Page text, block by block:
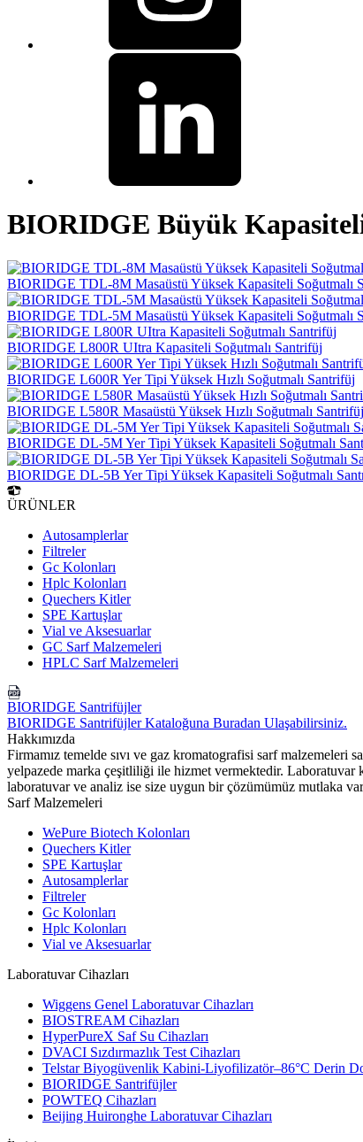
BIORIDGE Büyük
BIORIDGE TDL-8M Masaüstü Yüksek Kapasiteli Soğutmalı
BIORIDGE TDL-5M Masaüstü Yüksek Kapasiteli Soğutmalı
BIORIDGE L800R UItra Kapasiteli Soğutmalı Santrifüj
BIORIDGE L600R Yer Tipi Yüksek Hızlı Soğutmalı Santrifüj
BIORIDGE L580R Masaüstü Yüksek Hızlı Soğutmalı Santrifüj
BIORIDGE DL-5M Yer Tipi Yüksek Kapasiteli Soğutmalı
BIORIDGE DL-5B Yer Tipi Yüksek Kapasiteli Soğutmalı
ÜRÜNLER
Autosamplerlar
Filtreler
Gc Kolonları
Hplc Kolonları
Quechers Kitler
SPE Kartuşlar
Vial ve Aksesuarlar
GC Sarf Malzemeleri
HPLC Sarf Malzemeleri
BIORIDGE Santrifüjler
BIORIDGE Santrifüjler Kataloğuna Buradan Ulaşabilirsiniz.
Hakkımızda
Firmamız temelde sıvı ve gaz kromatografisi sarf malzemeleri
yelpazede marka çeşitliliği ile hizmet vermektedir. Laboratuvar
laboratuvar ve analiz ise size uygun bir çözümümüz mutlaka
Sarf Malzemeleri
WePure Biotech Kolonları
Quechers Kitler
SPE Kartuşlar
Autosamplerlar
Filtreler
Gc Kolonları
Hplc Kolonları
Vial ve Aksesuarlar
Laboratuvar Cihazları
Wiggens Genel Laboratuvar Cihazları
BIOSTREAM Cihazları
HyperPureX Saf Su Cihazları
DVACI Sızdırmazlık Test Cihazları
Telstar Biyogüvenlik Kabini-Liyofilizatör–86°C Derin
BIORIDGE Santrifüjler
POWTEQ Cihazları
Beijing Huironghe Laboratuvar Cihazları